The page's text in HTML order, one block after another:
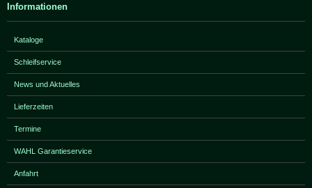
Informationen
Kataloge
Schleifservice
News und Aktuelles
Lieferzeiten
Termine
WAHL Garantieservice
Anfahrt